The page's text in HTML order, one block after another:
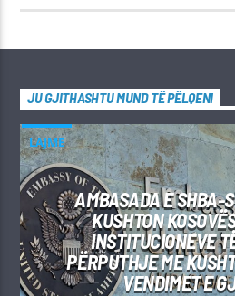
JU GJITHASHTU MUND TË PËLQENI
LAJME
AMBASADA E SHBA-
KUSHTON
INSTITUCIONEVE
PËRPUTHJE ME
VENDIMET E